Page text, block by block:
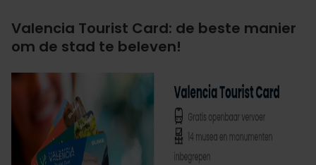
Valencia Tourist Card: de beste manier
om de stad te beleven!